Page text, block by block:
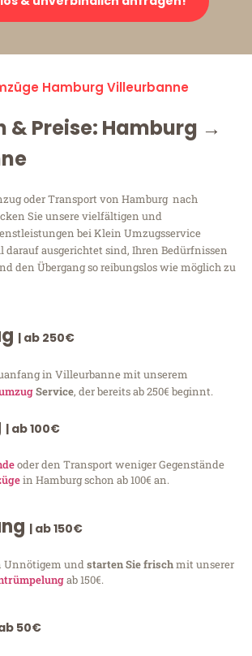
Hamburg Villeurbanne
& Preise: Hamburg →
oder Transport von Hamburg nach
Sie unsere vielfältigen und
bei Klein Umzugsservice
darauf ausgerichtet sind, Ihren Bedürfnissen
den Übergang so reibungslos wie möglich zu
| ab 250€
in Villeurbanne mit unserem
Service, der bereits ab 250€ beginnt.
| ab 100€
oder den Transport weniger Gegenstände
in Hamburg schon ab 100€ an.
| ab 150€
Unnötigem undstarten Sie frischmit unserer
ab 150€.
50€